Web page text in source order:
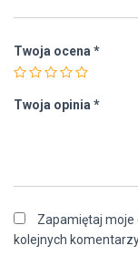
Twoja ocena *
Twoja opinia *
Zapamiętaj moje
kolejnych